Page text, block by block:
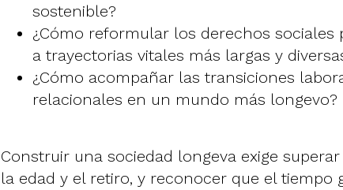
sostenible?
¿Cómo reformular los derechos sociales
a trayectorias vitales más largas y
¿Cómo acompañar las transiciones
relacionales en un mundo más longevo?
Construir una sociedad longeva exige
la edad y el retiro, y reconocer que el tiempo